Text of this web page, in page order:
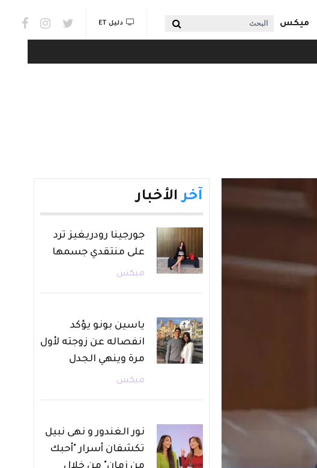
ميكس البحث links & Watch
دليل ET
آخر الأخبار
جورجينا رودريغيز ترد
على منتقدي جسمها
ميكس
ياسين بونو يؤكد
انفصاله عن زوجته لأول
مرة وينهي الجدل
ميكس
نور الغندور و نهى نبيل
تكشفان أسرار "أحبك